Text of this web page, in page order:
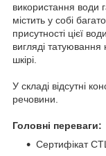
використання води
містить у собі
присутності цієї
вигляді
шкірі.
У складі відсутні
речовини.
Головні переваги:
Сертифікат